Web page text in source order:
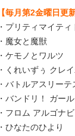
【毎月第2金曜日更新
・プリティマイティ
・魔女と魔獣
・ケモノとワルツ
・くれいずぅ クレ
・バトルアスリー
・バンドリ！ ガー
・フロム アルゴナ
・ひなたのひより